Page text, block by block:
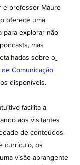
e professor Mauro
oferece uma
para explorar não
mas
sobre o
Comunicação
disponíveis.
facilita a
aos visitantes
de conteúdos.
currículo, os
visão abrangente